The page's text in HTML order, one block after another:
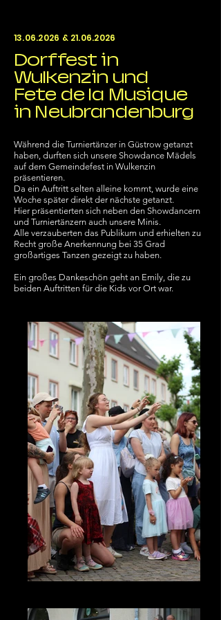
13.06.2026 & 21.06.2026
Dorffest in
Wulkenzin und
Fete de la Musique
in Neubrandenburg
Während die Turniertänzer in Güstrow getanzt
haben, durften sich unsere Showdance Mädels
auf dem Gemeindefest in Wulkenzin
präsentieren.
Da ein Auftritt selten alleine kommt, wurde eine
Woche später direkt der nächste getanzt.
Hier präsentierten sich neben den Showdancern
und Turniertänzern auch unsere Minis.
Alle verzauberten das Publikum und erhielten zu
Recht große Anerkennung bei 35 Grad
großartiges Tanzen gezeigt zu haben.
Ein großes Dankeschön geht an Emily, die zu
beiden Auftritten für die Kids vor Ort war.